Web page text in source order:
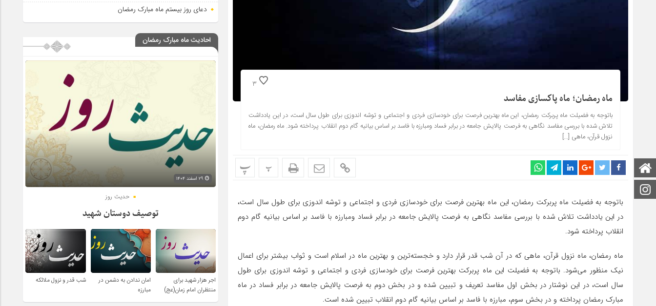
صفحه اصلی
3
ماه رمضان؛ ماه پاکسازی مفاسد
باتوجه به فضیلت ماه پربرکت رمضان، این ماه بهترین فرصت برای خودسازی فردی و اجتماعی و توشه اندوزی برای طول سال است، در این یادداشت
تلاش شده با بررسی مفاسد نگاهی به فرصت پالایش جامعه در برابر فساد ومبارزه با فاسد بر اساس بیانیه گام دوم انقلاب پرداخته شود. ماه رمضان، ماه
نزول قرآن، ماهی […]
پ پ
باتوجه به فضیلت ماه پربرکت رمضان، این ماه بهترین فرصت برای خودسازی فردی و اجتماعی و توشه اندوزی برای طول سال است،
در این یادداشت تلاش شده با بررسی مفاسد نگاهی به فرصت پالایش جامعه در برابر فساد ومبارزه با فاسد بر اساس بیانیه گام دوم
انقلاب پرداخته شود.
ماه رمضان، ماه نزول قرآن، ماهی که در آن شب قدر قرار دارد و خجسته‌ترین و بهترین ماه در اسلام است و ثواب بیشتر برای اعمال
نیک منظور می‌شود. باتوجه به فضیلت این ماه پربرکت بهترین فرصت برای خودسازی فردی و اجتماعی و توشه اندوزی برای طول
سال است، در این نوشتار در بخش اول مفاسد تعریف و تبیین شده و در بخش دوم به فرصت پالایش جامعه در برابر فساد در ماه
مبارک رمضان پرداخته و در بخش سوم، مبارزه با فاسد بر اساس بیانیه گام دوم انقلاب تبیین شده است.
دعای روز بیستم ماه مبارک رمضان
احادیث ماه مبارک رمضان
حدیث روز
توصیف دوستان شهید
اجر هزار شهید برای
منتظران امام زمان(عج)
امان ندادن به دشمن در
مبارزه
شب قدر و نزول ملائکه